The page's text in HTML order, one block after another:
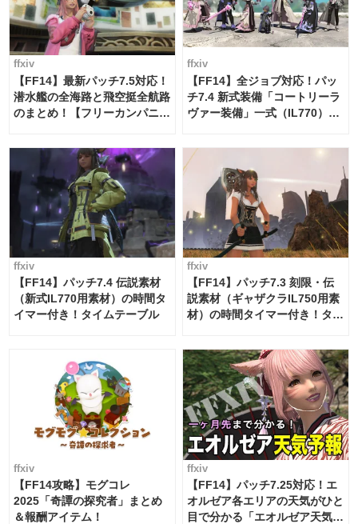
ffxiv
【FF14】最新パッチ7.5対応！
潜水艦の全海路と飛空挺全航路
のまとめ！【フリーカンパニ
ffxiv
【FF14】全ジョブ対応！パッ
チ7.4 新式装備「コートリーラ
ヴァー装備」一式（IL770）の
ffxiv
【FF14】パッチ7.4 伝説素材
（新式IL770用素材）の時間タ
イマー付き！タイムテーブル
ffxiv
【FF14】パッチ7.3 刻限・伝
説素材（ギャザクラIL750用素
材）の時間タイマー付き！タイ
ffxiv
【FF14攻略】モグコレ
2025「奇譚の探究者」まとめ
＆報酬アイテム！
ffxiv
【FF14】パッチ7.25対応！エ
オルゼア各エリアの天気がひと
目で分かる「エオルゼア天気予